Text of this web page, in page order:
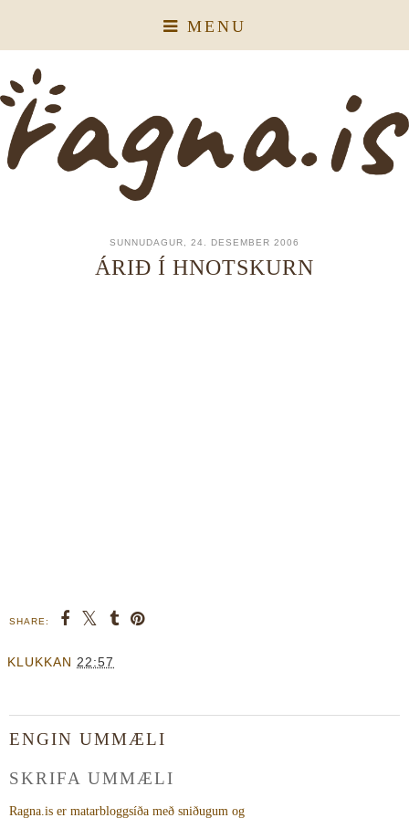
MENU
SUNNUDAGUR, 24. DESEMBER 2006
ÁRIÐ Í HNOTSKURN
SHARE:
KLUKKAN 22:57
ENGIN UMMÆLI
SKRIFA UMMÆLI
Ragna.is er matarbloggsíða með sniðugum og